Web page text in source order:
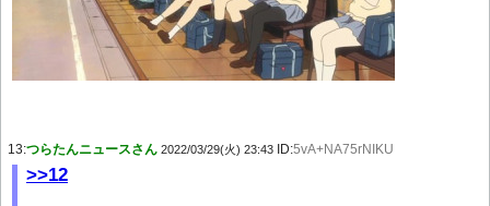
13:つらたんニュースさん 2022/03/29(火) 23:43 ID:5vA+NA75rNIKU
>>12